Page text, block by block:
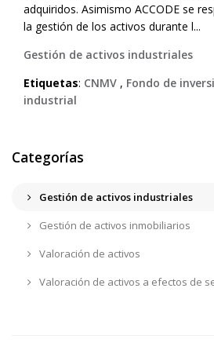
adquiridos. Asimismo ACCODE se
la gestión de los activos durante l...
Gestión de activos industriales
Etiquetas: CNMV , Fondo de
industrial
Categorías
Gestión de activos industriales
Gestión de activos inmobiliarios
Valoración de activos
Valoración de activos a efectos de